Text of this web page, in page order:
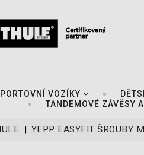
VOZÍKY
TANDEMOVÉ ZÁVĚSY
YEPP EASYFIT ŠROUBY